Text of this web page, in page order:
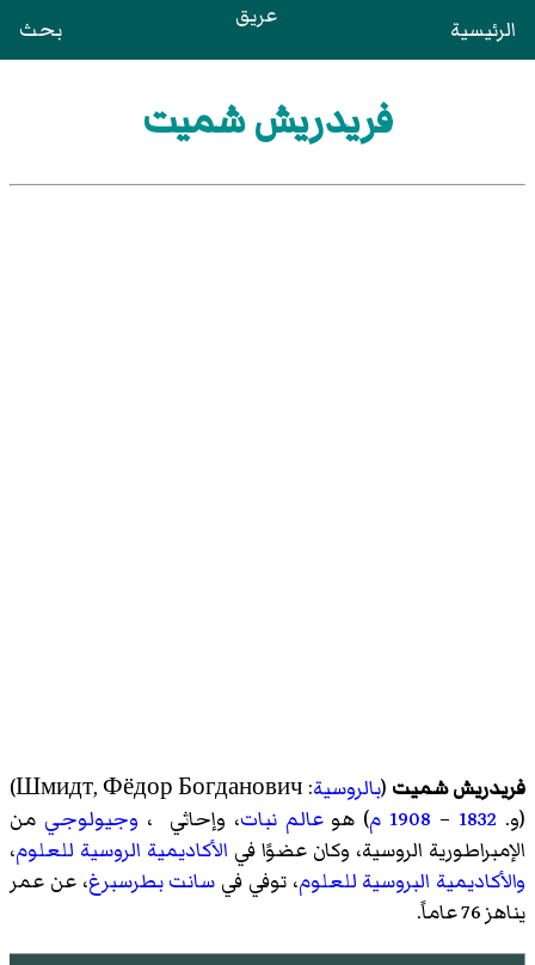
الرئيسية عريق بحث
فريدريش شميت
فريدريش شميت (بالروسية:
Шмидт, Фёдор Богданович
)‏
(و. 1832
–
1908 م) هوعالم نبات، وإحاثي ، وجيولوجي من
الإمبراطورية الروسية، وكان عضوًا في الأكاديمية الروسية للعلوم،
والأكاديمية البروسية للعلوم، توفي في سانت بطرسبرغ، عن عمر
يناهز 76 عاماً.